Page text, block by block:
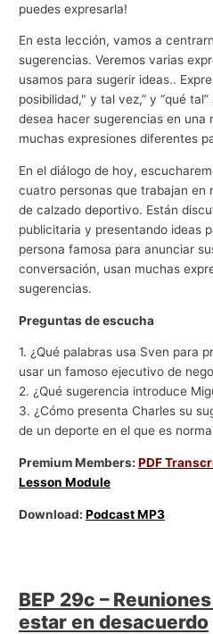
puedes expresarla!
En esta lección, vamos a
sugerencias. Veremos varias
usamos para sugerir ideas..
posibilidad," y tal vez,” y “qué
desea hacer sugerencias en una
muchas expresiones diferentes
En el diálogo de hoy,
cuatro personas que trabajan en
de calzado deportivo. Están
publicitaria y presentando ideas
persona famosa para anunciar
conversación, usan muchas
sugerencias.
Preguntas de escucha
1. ¿Qué palabras usa Sven para
usar un famoso ejecutivo de
2. ¿Qué sugerencia introduce
3. ¿Cómo presenta Charles su
de un deporte en el que es
Premium Members:PDF
Lesson Module
Download:Podcast MP3
BEP 29c –
estar en desacuerdo